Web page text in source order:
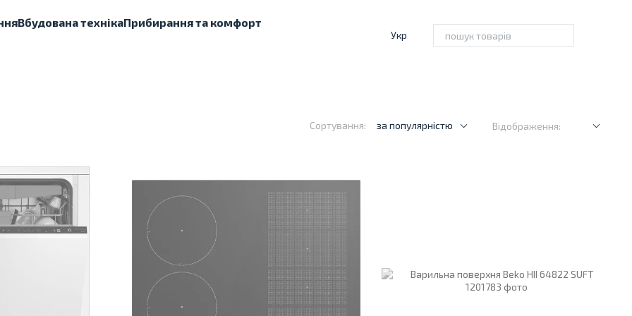
Вбудована технікаПрибирання та комфорт
Укр
Сортування: за популярністю Відображення: